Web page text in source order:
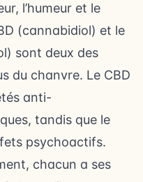
l’humeur et le
(cannabidiol) et le
sont deux des
du chanvre. Le CBD
anti-
tandis que le
psychoactifs.
chacun a ses